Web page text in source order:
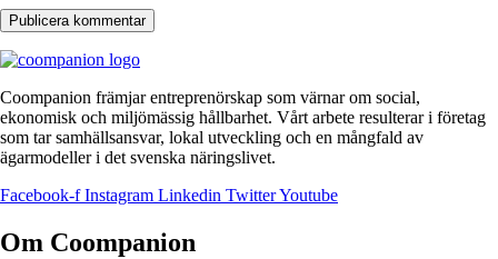
Coompanion främjar entreprenörskap som värnar om social,
ekonomisk och miljömässig hållbarhet. Vårt arbete resulterar i företag
som tar samhällsansvar, lokal utveckling och en mångfald av
ägarmodeller i det svenska näringslivet.
Facebook-f Instagram Linkedin TwitterYoutube
Om Coompanion